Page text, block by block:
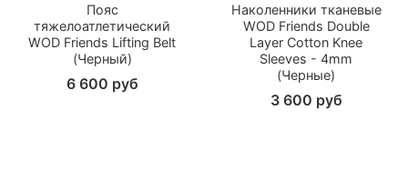
Пояс
тяжелоатлетический
WOD Friends Lifting Belt
(Черный)
6 600 руб
Наколенники тканевые
WOD Friends Double
Layer Cotton Knee
Sleeves - 4mm
(Черные)
3 600 руб